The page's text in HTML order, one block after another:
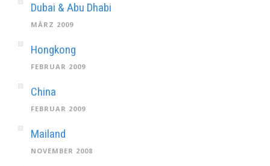
Dubai & Abu Dhabi
MÄRZ 2009
Hongkong
FEBRUAR 2009
China
FEBRUAR 2009
Mailand
NOVEMBER 2008